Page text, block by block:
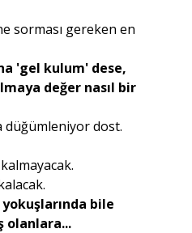
sorması gereken en
'gel kulum' dese,
değer nasıl bir
dost.
bile
olanlara...